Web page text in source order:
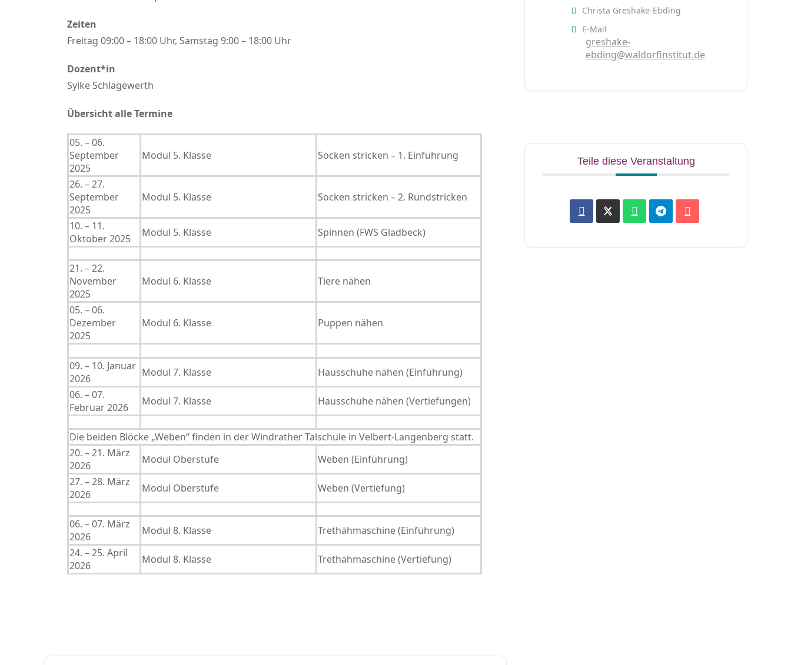
Zeiten
Freitag 09:00 – 18:00 Uhr, Samstag 9:00 – 18:00 Uhr
Dozent*in
Sylke Schlagewerth
Übersicht alle Termine
05. – 06.
September
2025
Modul 5. Klasse Socken stricken – 1. Einführung
26. – 27.
September
2025
Modul 5. Klasse Socken stricken – 2. Rundstricken
10. – 11.
Oktober 2025
Modul 5. Klasse Spinnen (FWS Gladbeck)
21. – 22.
November
2025
Modul 6. Klasse Tiere nähen
05. – 06.
Dezember
2025
Modul 6. Klasse Puppen nähen
09. – 10. Januar
2026
Modul 7. Klasse
Hausschuhe nähen (Einführung)
06. – 07.
Februar 2026
Modul 7. Klasse Hausschuhe nähen (Vertiefungen)
Die beiden Blöcke „Weben“ finden in der Windrather Talschule in Velbert-Langenberg statt.
20. – 21. März
2026
Modul Oberstufe
Weben (Einführung)
27. – 28. März
2026
Modul Oberstufe Weben (Vertiefung)
06. – 07. März
2026
Modul 8. Klasse
Trethähmaschine (Einführung)
24. – 25. April
2026
Modul 8. Klasse Trethähmaschine (Vertiefung)
Christa Greshake-Ebding
E-Mail
greshake-
ebding@waldorfinstitut.de
Teile diese Veranstaltung